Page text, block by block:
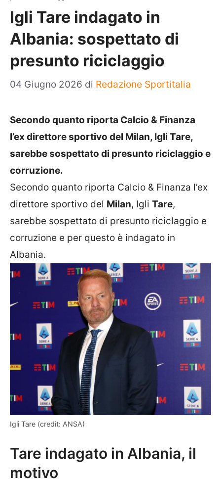
Igli Tare indagato in
Albania: sospettato di
presunto riciclaggio
04 Giugno 2026 di Redazione Sportitalia
Secondo quanto riporta Calcio & Finanza
l’ex direttore sportivo del Milan, Igli Tare,
sarebbe sospettato di presunto riciclaggio e
corruzione.
Secondo quanto riporta Calcio & Finanza l’ex
direttore sportivo del Milan, Igli Tare,
sarebbe sospettato di presunto riciclaggio e
corruzione e per questo è indagato in
Albania.
Igli Tare (credit: ANSA)
Tare indagato in Albania, il
motivo